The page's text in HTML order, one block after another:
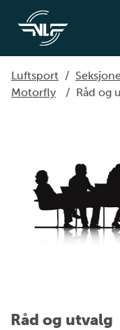
Luftsport /
Motorfly
/ Råd og
Råd og utvalg